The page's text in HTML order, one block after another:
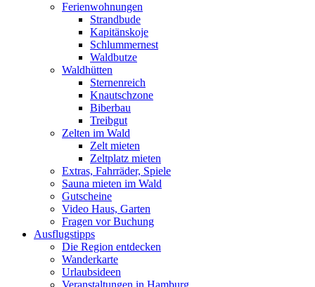
Ferienwohnungen
Strandbude
Kapitänskoje
Schlummernest
Waldbutze
Waldhütten
Sternenreich
Knautschzone
Biberbau
Treibgut
Zelten im Wald
Zelt mieten
Zeltplatz mieten
Extras, Fahrräder, Spiele
Sauna mieten im Wald
Gutscheine
Video Haus, Garten
Fragen vor Buchung
Ausflugstipps
Die Region entdecken
Wanderkarte
Urlaubsideen
Veranstaltungen in Hamburg